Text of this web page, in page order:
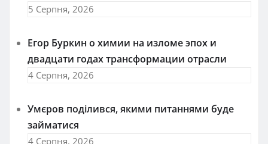
5 Серпня, 2026
Егор Буркин о химии на изломе эпох и
двадцати годах трансформации отрасли
4 Серпня, 2026
Умєров поділився, якими питаннями буде
займатися
4 Серпня, 2026